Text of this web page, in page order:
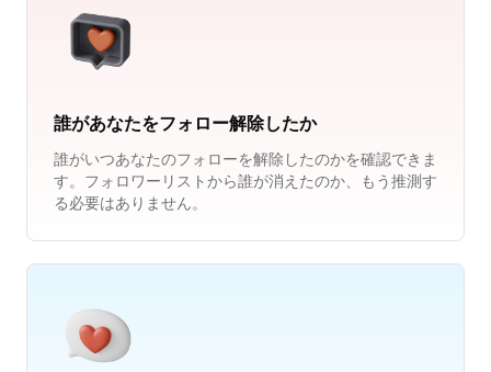
誰があなたをフォロー解除したか
誰がいつあなたのフォローを解除したのかを確認できま
す。フォロワーリストから誰が消えたのか、もう推測す
る必要はありません。